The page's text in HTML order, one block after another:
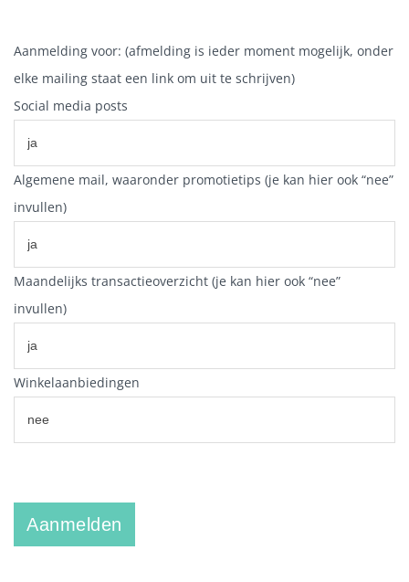
Aanmelding voor: (afmelding is ieder moment mogelijk, onder
elke mailing staat een link om uit te schrijven)
Social media posts
Algemene mail, waaronder promotietips (je kan hier ook “nee”
invullen)
Maandelijks transactieoverzicht (je kan hier ook “nee”
invullen)
Winkelaanbiedingen